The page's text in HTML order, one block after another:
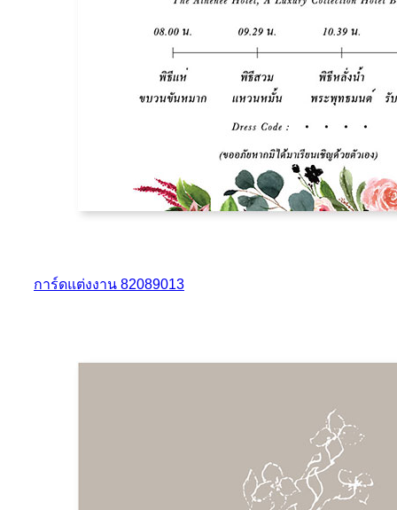
การ์ดแต่งงาน 82089013